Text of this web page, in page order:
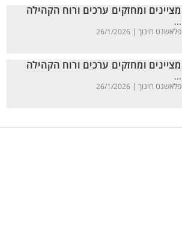
מציינים ומחזקים ערכים ורוח הקהילה
...
פלאשנט חינוך | 26/1/2026
מציינים ומחזקים ערכים ורוח הקהילה
...
פלאשנט חינוך | 26/1/2026